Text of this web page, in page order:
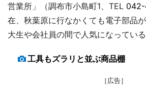
営業所」（調布市小島町1、TEL
在、秋葉原に行なかくても電子部品
大生や会社員の間で人気になっている
工具もズラリと並ぶ商品棚
［広告］